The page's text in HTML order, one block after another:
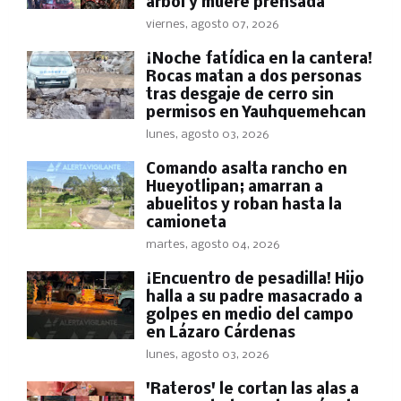
viernes, agosto 07, 2026
​¡Noche fatídica en la cantera!
Rocas matan a dos personas
tras desgaje de cerro sin
permisos en Yauhquemehcan
lunes, agosto 03, 2026
Comando asalta rancho en
Hueyotlipan; amarran a
abuelitos y roban hasta la
camioneta
martes, agosto 04, 2026
​¡Encuentro de pesadilla! Hijo
halla a su padre masacrado a
golpes en medio del campo
en Lázaro Cárdenas
lunes, agosto 03, 2026
'Rateros' le cortan las alas a